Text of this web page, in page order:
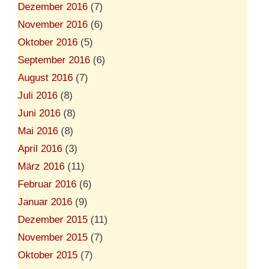
Dezember 2016 (7)
November 2016 (6)
Oktober 2016 (5)
September 2016 (6)
August 2016 (7)
Juli 2016 (8)
Juni 2016 (8)
Mai 2016 (8)
April 2016 (3)
März 2016 (11)
Februar 2016 (6)
Januar 2016 (9)
Dezember 2015 (11)
November 2015 (7)
Oktober 2015 (7)